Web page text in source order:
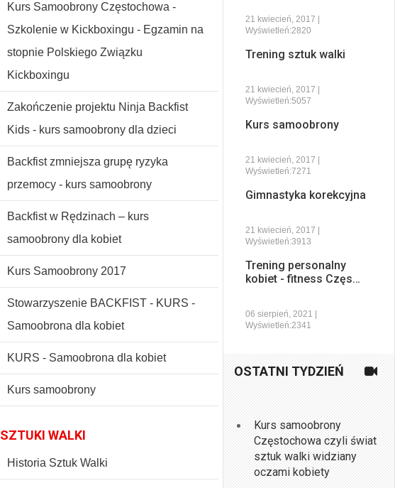
Kurs Samoobrony Częstochowa -
Szkolenie w Kickboxingu - Egzamin na
stopnie Polskiego Związku
Kickboxingu
Zakończenie projektu Ninja Backfist
Kids - kurs samoobrony dla dzieci
Backfist zmniejsza grupę ryzyka
przemocy - kurs samoobrony
Backfist w Rędzinach – kurs
samoobrony dla kobiet
Kurs Samoobrony 2017
Stowarzyszenie BACKFIST - KURS -
Samoobrona dla kobiet
KURS - Samoobrona dla kobiet
Kurs samoobrony
SZTUKI WALKI
Historia Sztuk Walki
21 kwiecień, 2017 |
Wyświetleń:2820
Trening sztuk walki
21 kwiecień, 2017 |
Wyświetleń:5057
Kurs samoobrony
21 kwiecień, 2017 |
Wyświetleń:7271
Gimnastyka korekcyjna
21 kwiecień, 2017 |
Wyświetleń:3913
Trening personalny
kobiet - fitness Częs…
06 sierpień, 2021 |
Wyświetleń:2341
OSTATNI TYDZIEŃ
Kurs samoobrony
Częstochowa czyli świat
sztuk walki widziany
oczami kobiety